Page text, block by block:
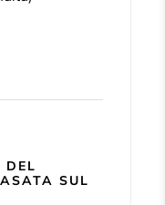
DEL
SUL